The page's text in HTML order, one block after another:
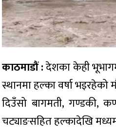
काठमाडौं :देशका केही
स्थानमा हल्का वर्षा
दिउँसो बागमती, गण्डकी,
चट्याङसहित हल्कादेखि